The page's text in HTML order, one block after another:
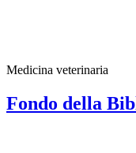
Medicina veterinaria
Fondo della